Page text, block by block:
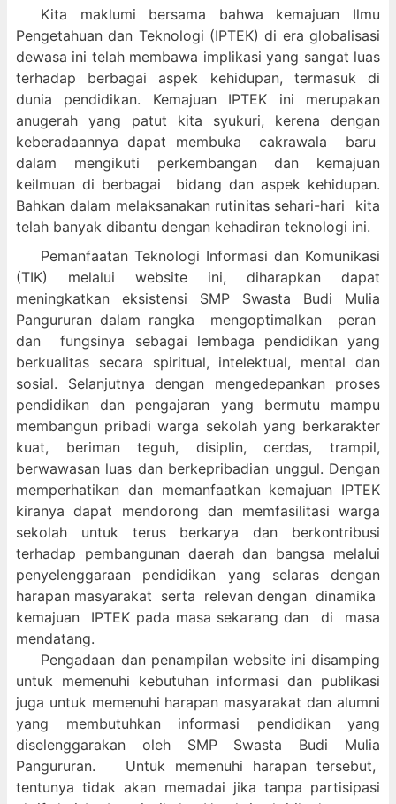
Kita maklumi bersama bahwa kemajuan Ilmu
Pengetahuan dan Teknologi (IPTEK) di era globalisasi
dewasa ini telah membawa implikasi yang sangat luas
terhadap berbagai aspek kehidupan, termasuk di
dunia pendidikan. Kemajuan IPTEK ini merupakan
anugerah yang patut kita syukuri, kerena dengan
keberadaannya dapat membuka cakrawala baru
dalam mengikuti perkembangan dan kemajuan
keilmuan di berbagai bidang dan aspek kehidupan.
Bahkan dalam melaksanakan rutinitas sehari-hari kita
telah banyak dibantu dengan kehadiran teknologi ini.
Pemanfaatan Teknologi Informasi dan Komunikasi
(TIK) melalui website ini, diharapkan dapat
meningkatkan eksistensi SMP Swasta Budi Mulia
Pangururan dalam rangka mengoptimalkan peran
dan fungsinya sebagai lembaga pendidikan yang
berkualitas secara spiritual, intelektual, mental dan
sosial. Selanjutnya dengan mengedepankan proses
pendidikan dan pengajaran yang bermutu mampu
membangun pribadi warga sekolah yang berkarakter
kuat, beriman teguh, disiplin, cerdas, trampil,
berwawasan luas dan berkepribadian unggul. Dengan
memperhatikan dan memanfaatkan kemajuan IPTEK
kiranya dapat mendorong dan memfasilitasi warga
sekolah untuk terus berkarya dan berkontribusi
terhadap pembangunan daerah dan bangsa melalui
penyelenggaraan pendidikan yang selaras dengan
harapan masyarakat serta relevan dengan dinamika
kemajuan IPTEK pada masa sekarang dan di masa
mendatang.
Pengadaan dan penampilan website ini disamping
untuk memenuhi kebutuhan informasi dan publikasi
juga untuk memenuhi harapan masyarakat dan alumni
yang membutuhkan informasi pendidikan yang
diselenggarakan oleh SMP Swasta Budi Mulia
Pangururan. Untuk memenuhi harapan tersebut,
tentunya tidak akan memadai jika tanpa partisipasi